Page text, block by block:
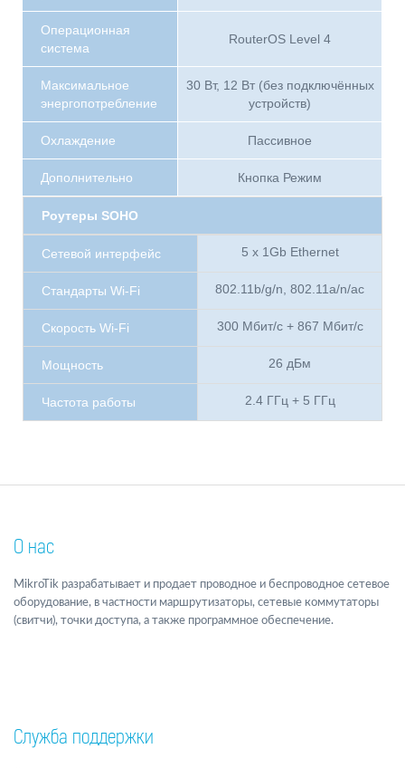
Операционная
система
RouterOS Level 4
Максимальное
энергопотребление
30 Вт, 12 Вт (без подключённых
устройств)
Охлаждение Пассивное
Дополнительно Кнопка Режим
Роутеры SOHO
Сетевой интерфейс 5 x 1Gb Ethernet
Стандарты Wi-Fi 802.11b/g/n, 802.11a/n/ac
Скорость Wi-Fi 300 Мбит/с + 867 Мбит/с
Мощность 26 дБм
Частота работы 2.4 ГГц + 5 ГГц
О нас
MikroTik разрабатывает и продает проводное и беспроводное сетевое
оборудование, в частности маршрутизаторы, сетевые коммутаторы
(свитчи), точки доступа, а также программное обеспечение.
Служба поддержки